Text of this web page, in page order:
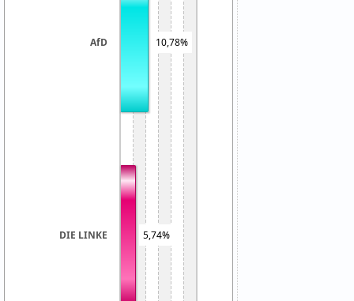
AfD
DIE LINKE
10,78%
5,74%